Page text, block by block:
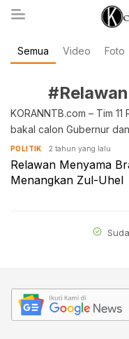
koranntb.com
Semua Video Foto
KORANNTB.com – Tim
bakal calon Gubernur
POLITIK 2 tahun yang lalu
Relawan Menyama
Menangkan Zul-Uhel